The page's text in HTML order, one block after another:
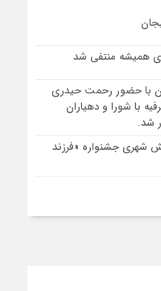
آقای شهید ایران – مشهد
ایران – مشهد
ثورهالعشرین نجف
همیشه منتفی شد
با حضور رحمت حیدری
با شورا و دهیاران
شد.
شهری جشنواره «فرزند